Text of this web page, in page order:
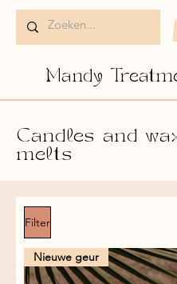
Mandy
Candles and
melts
Filter
Nieuwe geur